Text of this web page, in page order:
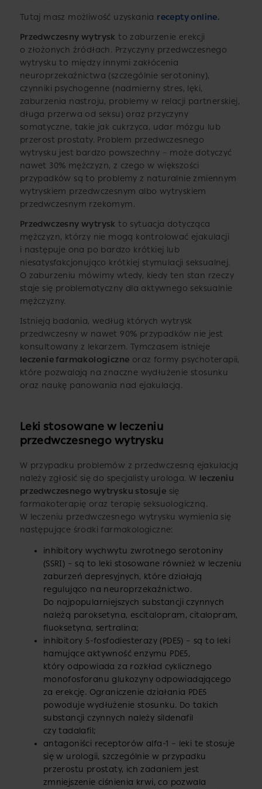
Tutaj masz możliwość uzyskania recepty online.
Przedwczesny wytrysk to zaburzenie erekcji
o złożonych źródłach. Przyczyny przedwczesnego
wytrysku to między innymi zakłócenia
neuroprzekaźnictwa (szczególnie serotoniny),
czynniki psychogenne (nadmierny stres, lęki,
zaburzenia nastroju, problemy w relacji partnerskiej,
długa przerwa od seksu) oraz przyczyny
somatyczne, takie jak cukrzyca, udar mózgu lub
przerost prostaty. Problem przedwczesnego
wytrysku jest bardzo powszechny – może dotyczyć
nawet 30% mężczyzn, z czego w większości
przypadków są to problemy z naturalnie zmiennym
wytryskiem przedwczesnym albo wytryskiem
przedwczesnym rzekomym.
Przedwczesny wytrysk to sytuacja dotycząca
mężczyzn, którzy nie mogą kontrolować ejakulacji
i następuje ona po bardzo krótkiej lub
niesatysfakcjonująco krótkiej stymulacji seksualnej.
O zaburzeniu mówimy wtedy, kiedy ten stan rzeczy
staje się problematyczny dla aktywnego seksualnie
mężczyzny.
Istnieją badania, według których wytrysk
przedwczesny w nawet 90% przypadków nie jest
konsultowany z lekarzem. Tymczasem istnieje
leczenie farmakologiczne oraz formy psychoterapii,
które pozwalają na znaczne wydłużenie stosunku
oraz naukę panowania nad ejakulacją.
Leki stosowane w leczeniu
przedwczesnego wytrysku
W przypadku problemów z przedwczesną ejakulacją
należy zgłosić się do specjalisty urologa. W leczeniu
przedwczesnego wytrysku stosuje się
farmakoterapię oraz terapię seksuologiczną.
W leczeniu przedwczesnego wytrysku wymienia się
następujące środki farmakologiczne:
inhibitory wychwytu zwrotnego serotoniny
(SSRI) – są to leki stosowane również w leczeniu
zaburzeń depresyjnych, które działają
regulująco na neuroprzekaźnictwo.
Do najpopularniejszych substancji czynnych
należą paroksetyna, escitalopram, citalopram,
fluoksetyna, sertralina;
inhibitory 5-fosfodiesterazy (PDE5) – są to leki
hamujące aktywność enzymu PDE5,
który odpowiada za rozkład cyklicznego
monofosforanu glukozyny odpowiadającego
za erekcję. Ograniczenie działania PDE5
powoduje wydłużenie stosunku. Do takich
substancji czynnych należy sildenafil
czy tadalafil;
antagoniści receptorów alfa-1 – leki te stosuje
się w urologii, szczególnie w przypadku
przerostu prostaty, ich zadaniem jest
zmniejszenie ciśnienia krwi, co pozwala